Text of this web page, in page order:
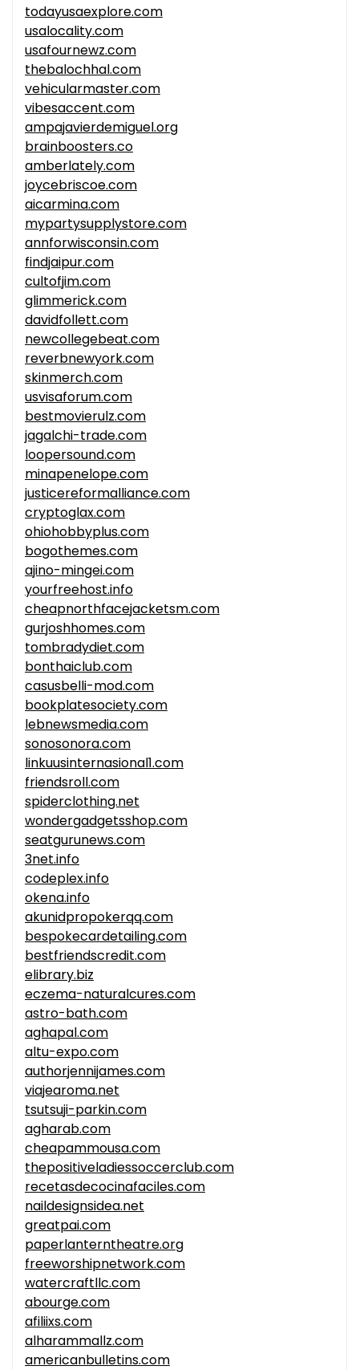
todayusaexplore.com
usalocality.com
usafournewz.com
thebalochhal.com
vehicularmaster.com
vibesaccent.com
ampajavierdemiguel.org
brainboosters.co
amberlately.com
joycebriscoe.com
aicarmina.com
mypartysupplystore.com
annforwisconsin.com
findjaipur.com
cultofjim.com
glimmerick.com
davidfollett.com
newcollegebeat.com
reverbnewyork.com
skinmerch.com
usvisaforum.com
bestmovierulz.com
jagalchi-trade.com
loopersound.com
minapenelope.com
justicereformalliance.com
cryptoglax.com
ohiohobbyplus.com
bogothemes.com
ajino-mingei.com
yourfreehost.info
cheapnorthfacejacketsm.com
gurjoshhomes.com
tombradydiet.com
bonthaiclub.com
casusbelli-mod.com
bookplatesociety.com
lebnewsmedia.com
sonosonora.com
linkuusinternasional1.com
friendsroll.com
spiderclothing.net
wondergadgetsshop.com
seatgurunews.com
3net.info
codeplex.info
okena.info
akunidpropokerqq.com
bespokecardetailing.com
bestfriendscredit.com
elibrary.biz
eczema-naturalcures.com
astro-bath.com
aghapal.com
altu-expo.com
authorjennijames.com
viajearoma.net
tsutsuji-parkin.com
agharab.com
cheapammousa.com
thepositiveladiessoccerclub.com
recetasdecocinafaciles.com
naildesignsidea.net
greatpai.com
paperlanterntheatre.org
freeworshipnetwork.com
watercraftllc.com
abourge.com
afiliixs.com
alharammallz.com
americanbulletins.com